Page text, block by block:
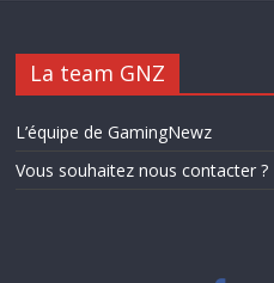
La team GNZ
L’équipe de GamingNewz
Vous souhaitez nous contacter ?